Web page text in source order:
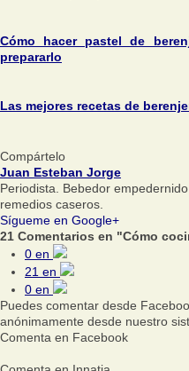
Cómo hacer pastel de
prepararlo
Las mejores recetas de
Compártelo
Juan Esteban Jorge
Periodista. Bebedor
remedios caseros.
Sígueme en Google+
21 Comentarios en "Cómo
0 en
21 en
0 en
Puedes comentar desde
anónimamente desde nuestro
Comenta en Facebook